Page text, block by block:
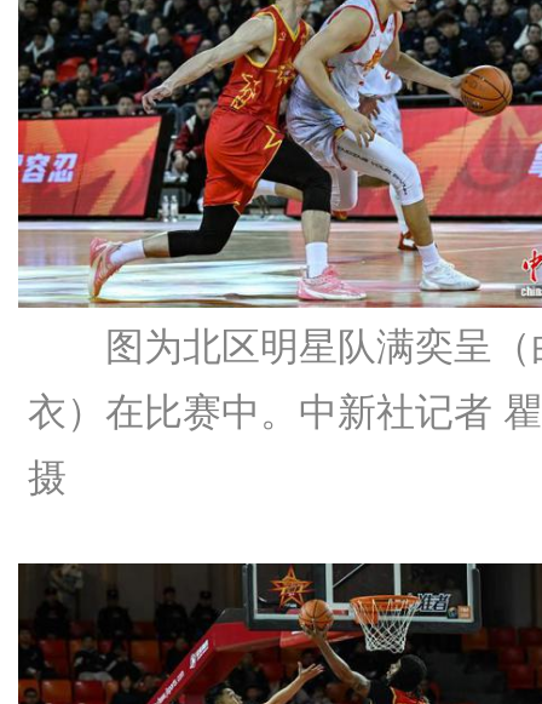
图为北区明星队满奕呈（
衣）在比赛中。中新社记者
摄